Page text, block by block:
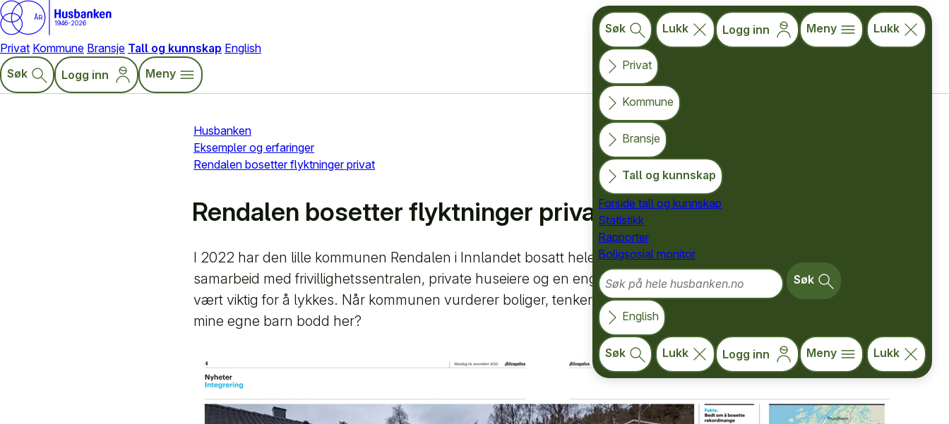
ÅR
1946-2026
Privat Kommune Bransje Tall og kunnskap English
Søk
Logg inn Meny
Søk Lukk Logg inn Meny Lukk
Privat
Kommune
Bransje
Tall og kunnskap
Forside tall og kunnskap
Statistikk
Rapporter
Boligsosial monitor
Søk på hele husbanken.no
Søk
English
Søk Lukk Logg inn Meny Lukk
Husbanken
Eksempler og erfaringer
Rendalen bosetter flyktninger privat
Rendalen bosetter flyktninger privat
I 2022 har den lille kommunen Rendalen i Innlandet bosatt hele 110 flyktninger. Godt
samarbeid med frivillighetssentralen, private huseiere og en engasjert befolkning har
vært viktig for å lykkes. Når kommunen vurderer boliger, tenker de helt enkelt: Kunne
mine egne barn bodd her?